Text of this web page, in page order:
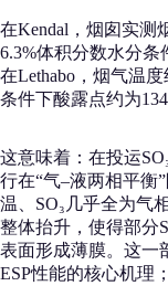
在Kendal，烟囱实测
6.3%体积分数水分条
在Lethabo，烟气温
条件下酸露点约为
这意味着：在投运
行在“气–液两相平衡
温、SO₃几乎全为气
整体抬升，使得部分
表面形成薄膜。这一
ESP性能的核心机理